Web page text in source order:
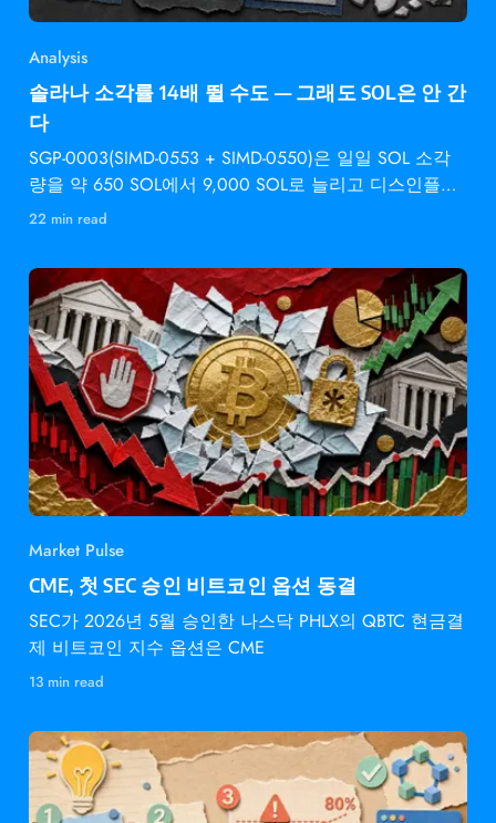
Analysis
솔라나 소각률 14배 뛸 수도 — 그래도 SOL은 안 간
다
SGP-0003(SIMD-0553 + SIMD-0550)은 일일 SOL 소각
량을 약 650 SOL에서 9,000 SOL로 늘리고 디스인플레
이션 속도를 2배로 높입니다 —
22 min read
Market Pulse
CME, 첫 SEC 승인 비트코인 옵션 동결
SEC가 2026년 5월 승인한 나스닥 PHLX의 QBTC 현금결
제 비트코인 지수 옵션은 CME
13 min read